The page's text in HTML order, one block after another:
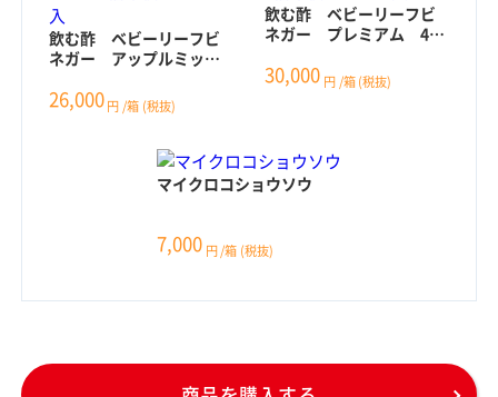
飲む酢 ベビーリーフビ
ネガー アップルミック
26,000 円 /箱 (税抜)
飲む酢 ベビーリーフビ
ネガー プレミアム 4倍
30,000 円 /箱 (税抜)
マイクロコショウソウ
7,000 円 /箱 (税抜)